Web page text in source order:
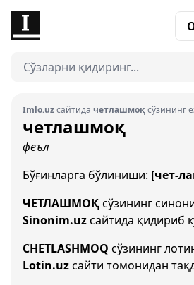
Imlo.uzсайтида четлашмоқсўзининг
четлашмоқ
феъл
Бўғинларга бўлиниши: [чет-
ЧЕТЛАШМОҚсўзининг
Sinonim.uzсайтида қидириб
CHETLASHMOQ сўзининг
Lotin.uzсайти томонидан